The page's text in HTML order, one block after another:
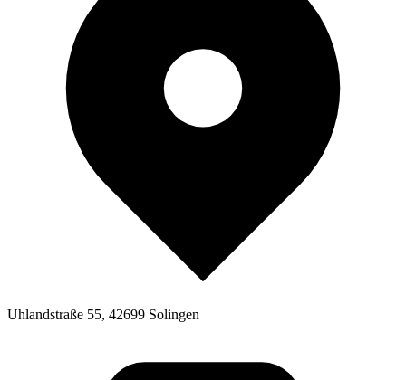
Uhlandstraße 55, 42699 Solingen